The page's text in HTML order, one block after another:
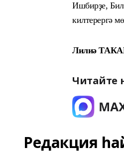
Ишбирҙе,
килтерергә
Лилиә
Читайте
Редакция